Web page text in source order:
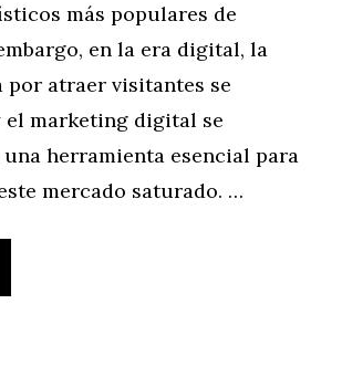
más populares de
en la era digital, la
por atraer visitantes se
el marketing digital se
herramienta esencial para
mercado saturado. …